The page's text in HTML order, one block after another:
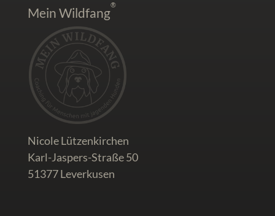
Mein Wildfang
®
Nicole Lützenkirchen
Karl-Jaspers-Straße 50
51377 Leverkusen